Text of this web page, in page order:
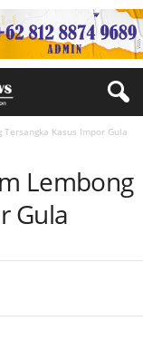
Kasus Impor Gula
Lembong
Gula